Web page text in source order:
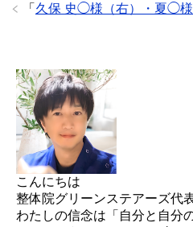
「 久保 史◯様（右）・夏◯様
こんにちは
整体院グリーンステアーズ代
わたしの信念は「自分と自分